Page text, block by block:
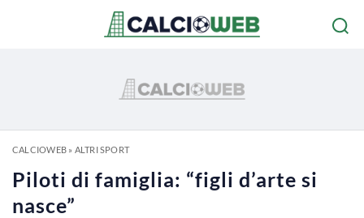
CALCIOWEB» ALTRI SPORT
Piloti di famiglia: “figli d’arte si
nasce”